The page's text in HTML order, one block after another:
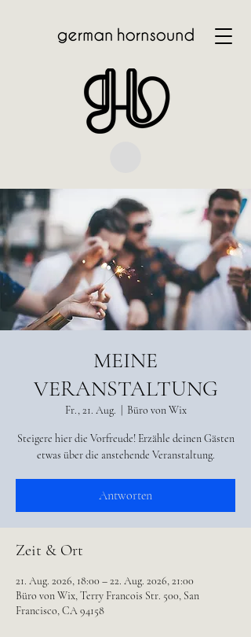
MEINE
VERANSTALTUNG
Fr., 21. Aug. Büro von Wix
Steigere hier die Vorfreude! Erzähle deinen Gästen
etwas über die anstehende Veranstaltung.
Antworten
Zeit & Ort
21. Aug. 2026, 18:00 – 22. Aug. 2026, 21:00
Büro von Wix, Terry Francois Str. 500, San
Francisco, CA 94158